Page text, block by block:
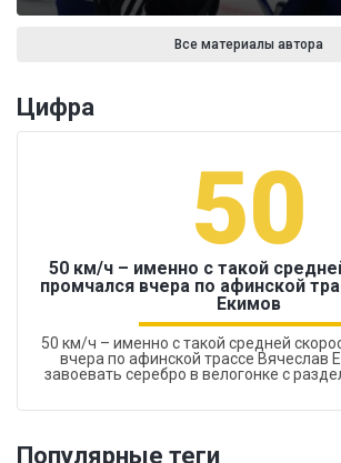
Все материалы автора
Цифра
50
50 км/ч – именно с такой
промчался вчера по афинской
Екимов
50 км/ч – именно с такой средней
вчера по афинской трассе Вячеслав
завоевать серебро в велогонке с
Популярные теги